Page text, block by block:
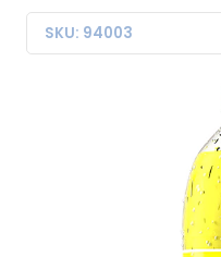
SKU: 94003